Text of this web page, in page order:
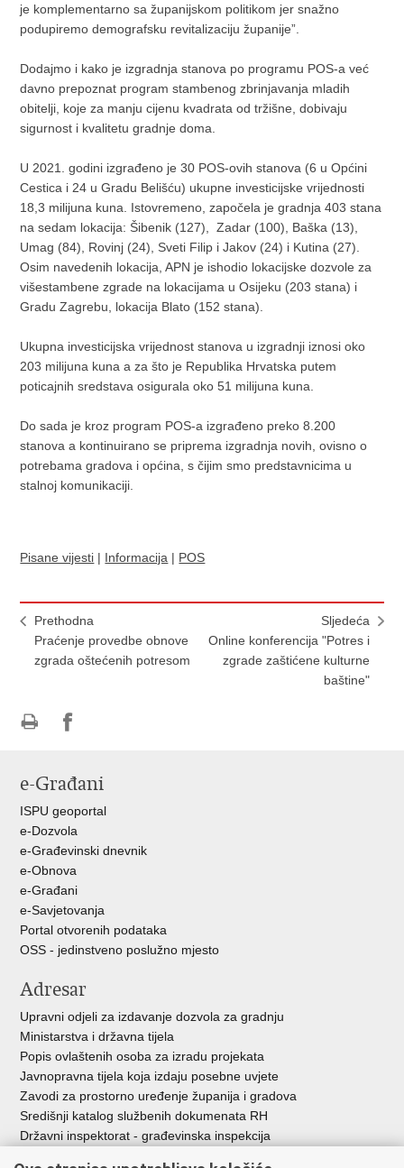
je komplementarno sa županijskom politikom jer snažno
podupiremo demografsku revitalizaciju županije”.
Dodajmo i kako je izgradnja stanova po programu POS-a već
davno prepoznat program stambenog zbrinjavanja mladih
obitelji, koje za manju cijenu kvadrata od tržišne, dobivaju
sigurnost i kvalitetu gradnje doma.
U 2021. godini izgrađeno je 30 POS-ovih stanova (6 u Općini
Cestica i 24 u Gradu Belišću) ukupne investicijske vrijednosti
18,3 milijuna kuna. Istovremeno, započela je gradnja 403 stana
na sedam lokacija: Šibenik (127), Zadar (100), Baška (13),
Umag (84), Rovinj (24), Sveti Filip i Jakov (24) i Kutina (27).
Osim navedenih lokacija, APN je ishodio lokacijske dozvole za
višestambene zgrade na lokacijama u Osijeku (203 stana) i
Gradu Zagrebu, lokacija Blato (152 stana).
Ukupna investicijska vrijednost stanova u izgradnji iznosi oko
203 milijuna kuna a za što je Republika Hrvatska putem
poticajnih sredstava osigurala oko 51 milijuna kuna.
Do sada je kroz program POS-a izgrađeno preko 8.200
stanova a kontinuirano se priprema izgradnja novih, ovisno o
potrebama gradova i općina, s čijim smo predstavnicima u
stalnoj komunikaciji.
Pisane vijesti | Informacija | POS
Prethodna
Praćenje provedbe obnove
zgrada oštećenih potresom
Sljedeća
Online konferencija "Potres i
zgrade zaštićene kulturne
baštine"
FacebookuTwitteru
e-Građani
ISPU geoportal
e-Dozvola
e-Građevinski dnevnik
e-Obnova
e-Građani
e-Savjetovanja
Portal otvorenih podataka
OSS - jedinstveno poslužno mjesto
Adresar
Upravni odjeli za izdavanje dozvola za gradnju
Ministarstva i državna tijela
Popis ovlaštenih osoba za izradu projekata
Javnopravna tijela koja izdaju posebne uvjete
Zavodi za prostorno uređenje županija i gradova
Središnji katalog službenih dokumenata RH
Državni inspektorat - građevinska inspekcija